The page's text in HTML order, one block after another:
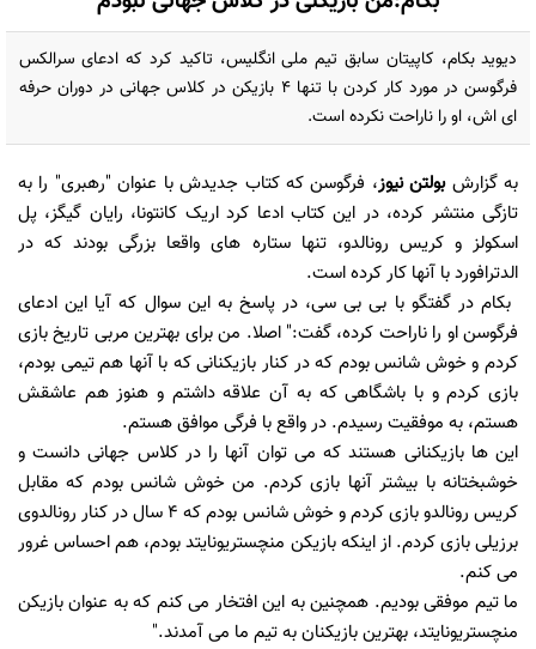
دیوید بکام، کاپیتان سابق تیم ملی انگلیس، تاکید کرد که ادعای سرالکس
فرگوسن در مورد کار کردن با ‏تنها 4 بازیکن در کلاس جهانی در دوران حرفه
ای اش، او را ناراحت نکرده است.‏
به گزارشبولتن نیوز، فرگوسن که کتاب جدیدش با عنوان "رهبری" را به
تازگی منتشر کرده، در این ‏کتاب ادعا کرد اریک کانتونا، رایان گیگز، پل
اسکولز و کریس رونالدو، تنها ستاره های واقعا بزرگی ‏بودند که در
الدترافورد با آنها کار کرده است.
‏ بکام در گفتگو با بی بی سی، در پاسخ به این سوال که آیا این ادعای
فرگوسن او را ناراحت کرده، گفت:" ‏اصلا. من برای بهترین مربی تاریخ بازی
کردم و خوش شانس بودم که در کنار بازیکنانی که با آنها هم ‏تیمی بودم،
بازی کردم و با باشگاهی که به آن علاقه داشتم و هنوز هم عاشقش
هستم، به موفقیت رسیدم.‏ در واقع با فرگی موافق هستم.
این ها بازیکنانی هستند که می توان آنها را در کلاس جهانی دانست و
‏خوشبختانه با بیشتر آنها بازی کردم.‏ من خوش شانس بودم که مقابل
کریس رونالدو بازی کردم و خوش شانس بودم که 4 سال در کنار ‏رونالدوی
برزیلی بازی کردم. از اینکه بازیکن منچستریونایتد بودم، هم احساس غرور
می کنم.
ما تیم ‏موفقی بودیم. همچنین به این افتخار می کنم که به عنوان بازیکن
منچستریونایتد، بهترین بازیکنان به تیم ما ‏می آمدند."‏